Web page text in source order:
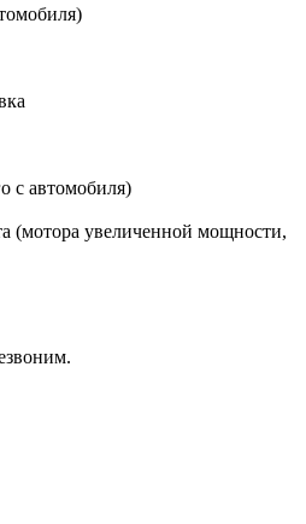
с автомобиля)
(мотора увеличенной мощности,